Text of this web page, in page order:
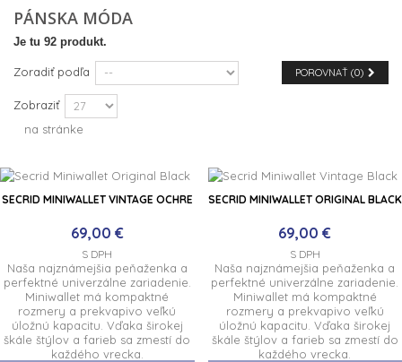
PÁNSKA MÓDA
Je tu 92 produkt.
POROVNAŤ (0)
Zoradiť podľa
Zobraziť
na stránke
SECRID MINIWALLET VINTAGE OCHRE
69,00 €
S DPH
Naša najznámejšia peňaženka a
perfektné univerzálne zariadenie.
Miniwallet má kompaktné
rozmery a prekvapivo veľkú
úložnú kapacitu. Vďaka širokej
škále štýlov a farieb sa zmestí do
každého vrecka.
SECRID MINIWALLET ORIGINAL BLACK
69,00 €
S DPH
Naša najznámejšia peňaženka a
perfektné univerzálne zariadenie.
Miniwallet má kompaktné
rozmery a prekvapivo veľkú
úložnú kapacitu. Vďaka širokej
škále štýlov a farieb sa zmestí do
každého vrecka.